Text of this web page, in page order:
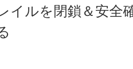
イルを閉鎖＆安全